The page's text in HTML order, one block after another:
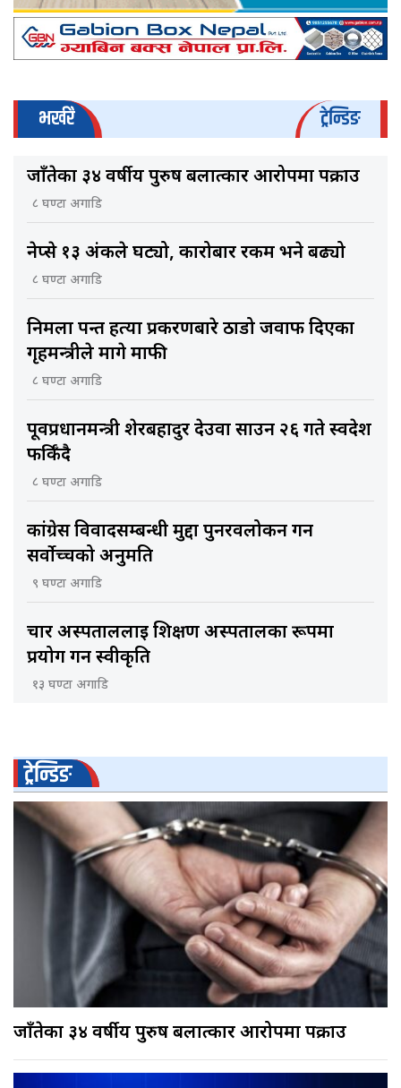
भर्खरै ट्रेन्डिङ
जाँतेका ३४ वर्षीय पुरुष बलात्कार आरोपमा पक्राउ
८ घण्टा अगाडि
नेप्से १३ अंकले घट्यो, कारोबार रकम भने बढ्यो
८ घण्टा अगाडि
निर्मला पन्त हत्या प्रकरणबारे ठाडो जवाफ दिएका
गृहमन्त्रीले मागे माफी
८ घण्टा अगाडि
पूर्वप्रधानमन्त्री शेरबहादुर देउवा साउन २६ गते स्वदेश
फर्किँदै
८ घण्टा अगाडि
कांग्रेस विवादसम्बन्धी मुद्दा पुनरवलोकन गर्न
सर्वोच्चको अनुमति
९ घण्टा अगाडि
चार अस्पताललाई शिक्षण अस्पतालका रूपमा
प्रयोग गर्न स्वीकृति
१३ घण्टा अगाडि
ट्रेन्डिङ
जाँतेका ३४ वर्षीय पुरुष बलात्कार आरोपमा पक्राउ